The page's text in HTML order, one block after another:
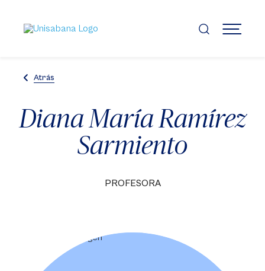
contenido
principal
MENÚ
Atrás
Diana María Ramírez
Sarmiento
PROFESORA